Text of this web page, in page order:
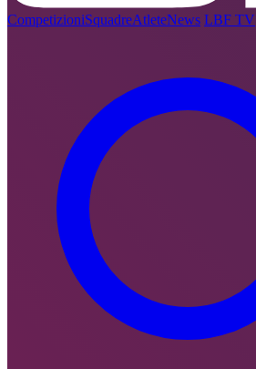
CompetizioniSquadreAtleteNews LBF TV